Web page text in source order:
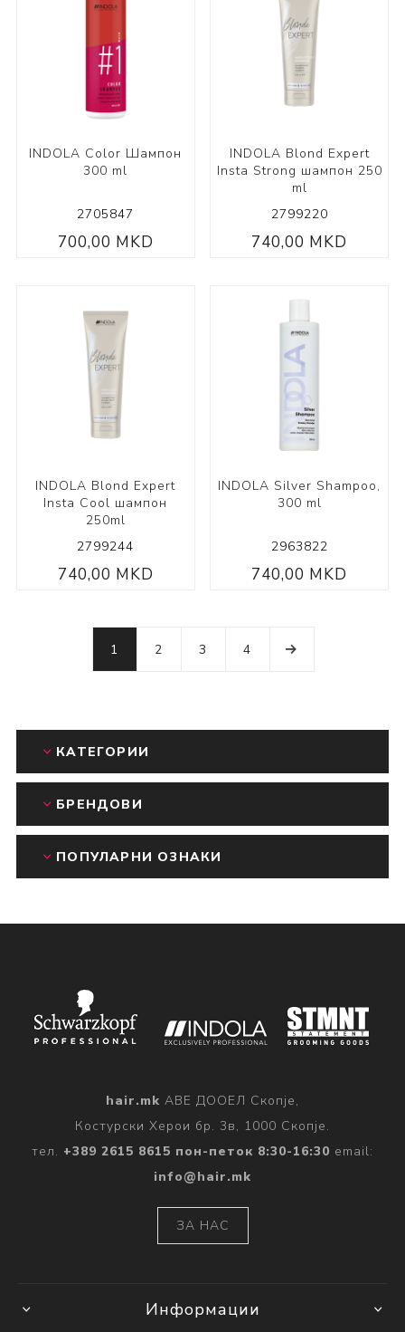
INDOLA Color Шампон
300 ml
2705847
700,00 MKD
INDOLA Blond Expert
Insta Strong шампон 250
ml
2799220
740,00 MKD
INDOLA Blond Expert
Insta Cool шампон
250ml
2799244
740,00 MKD
INDOLA Silver Shampoo,
300 ml
2963822
740,00 MKD
1 2 3 4
КАТЕГОРИИ
БРЕНДОВИ
ПОПУЛАРНИ ОЗНАКИ
hair.mk АВЕ ДООЕЛ Скопје,
Костурски Херои бр. 3в, 1000 Скопје.
тел. +389 2615 8615 пон-петок 8:30-16:30 email:
info@hair.mk
ЗА НАС
Информации